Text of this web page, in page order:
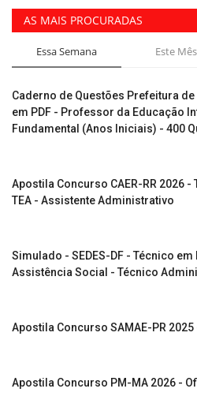
AS MAIS PROCURADAS
Essa Semana Este Mês
Caderno de Questões Prefeitura
em PDF - Professor da Educação
Fundamental (Anos Iniciais) - 400
Apostila Concurso CAER-RR 2026
TEA - Assistente Administrativo
Simulado - SEDES-DF - Técnico
Assistência Social - Técnico
Apostila Concurso SAMAE-PR
Apostila Concurso PM-MA 2026 -